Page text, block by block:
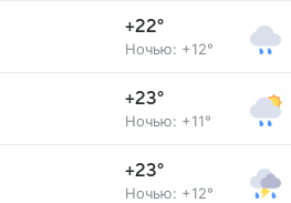
+22°
Ночью: +12°
+23°
Ночью: +11°
+23°
Ночью: +12°